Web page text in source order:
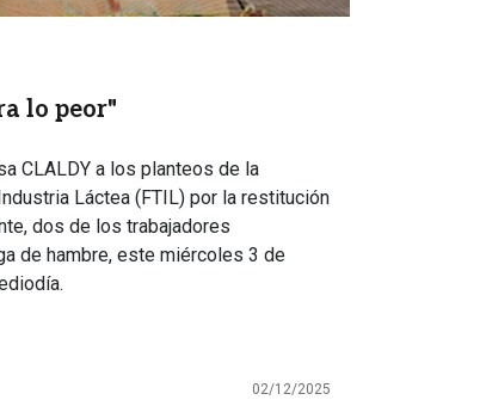
lo peor"
CLALDY a los planteos de la
Láctea (FTIL) por la restitución
dos de los trabajadores
de hambre, este miércoles 3 de
02/12/2025